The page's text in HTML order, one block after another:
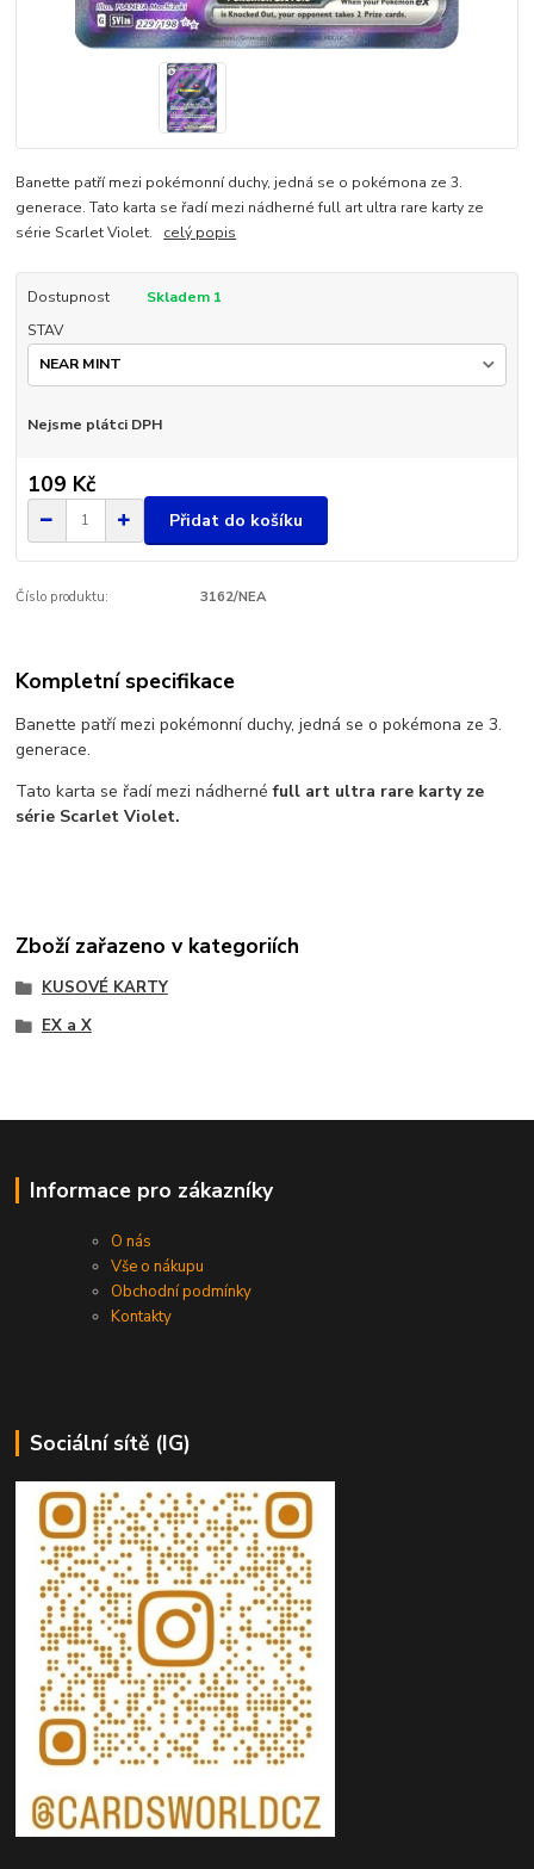
Banette patří mezi pokémonní duchy, jedná se o pokémona ze 3.
generace. Tato karta se řadí mezi nádherné full art ultra rare karty ze
série Scarlet Violet. celý popis
Dostupnost
Skladem 1
STAV
Nejsme plátci DPH
109 Kč
Přidat do košíku
Číslo produktu: 3162/NEA
Kompletní specifikace
Banette patří mezi pokémonní duchy, jedná se o pokémona ze 3.
generace.
Tato karta se řadí mezi nádhernéfull art ultra rare karty ze
série Scarlet Violet.
Zboží zařazeno v kategoriích
KUSOVÉ KARTY
EX a X
Informace pro zákazníky
O nás
Vše o nákupu
Obchodní podmínky
Kontakty
Sociální sítě (IG)